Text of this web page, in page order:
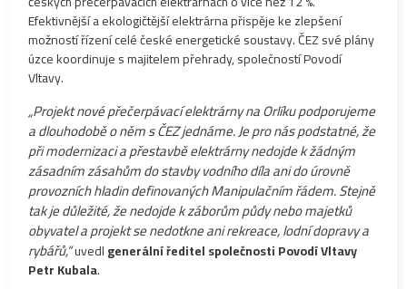
Efektivnější a ekologičtější elektrárna přispěje ke zlepšení
možností řízení celé české energetické soustavy. ČEZ své plány
úzce koordinuje s majitelem přehrady, společností Povodí
Vltavy.
„Projekt nové přečerpávací elektrárny na Orlíku podporujeme
a dlouhodobě o něm s ČEZ jednáme. Je pro nás podstatné, že
při modernizaci a přestavbě elektrárny nedojde k žádným
zásadním zásahům do stavby vodního díla ani do úrovně
provozních hladin definovaných Manipulačním řádem. Stejně
tak je důležité, že nedojde k záborům půdy nebo majetků
obyvatel a projekt se nedotkne ani rekreace, lodní dopravy a
rybářů,“uvedlgenerální ředitel společnosti Povodí Vltavy
Petr Kubala.